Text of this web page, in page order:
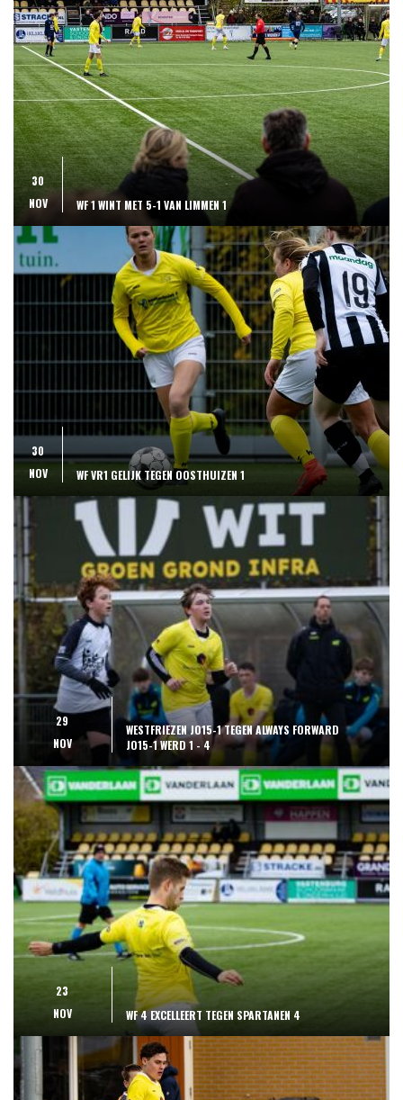
30
NOV
WF 1 WINT MET 5-1 VAN LIMMEN 1
30
NOV
WF VR1 GELIJK TEGEN OOSTHUIZEN 1
29
NOV
WESTFRIEZEN JO15-1 TEGEN ALWAYS FORWARD
JO15-1 WERD 1 - 4
23
NOV
WF 4 EXCELLEERT TEGEN SPARTANEN 4